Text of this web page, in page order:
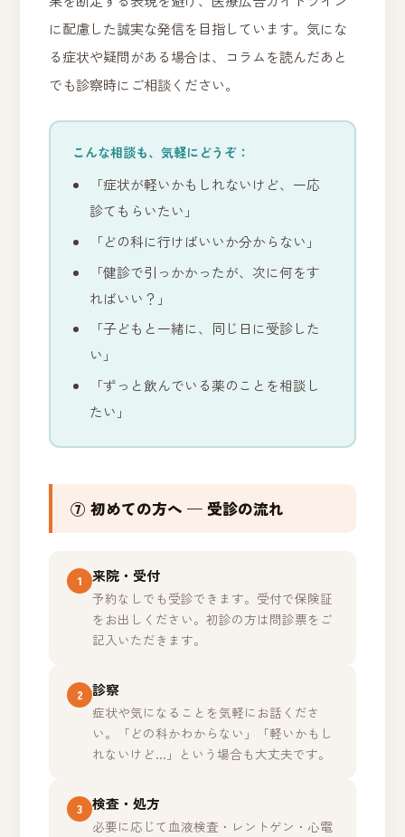
に配慮した誠実な発信を目指しています。気にな
る症状や疑問がある場合は、コラムを読んだあと
でも診察時にご相談ください。
こんな相談も、気軽にどうぞ：
「症状が軽いかもしれないけど、一応
診てもらいたい」
「どの科に行けばいいか分からない」
「健診で引っかかったが、次に何をす
ればいい？」
「子どもと一緒に、同じ日に受診した
い」
「ずっと飲んでいる薬のことを相談し
たい」
⑦ 初めての方へ — 受診の流れ
1 来院・受付
予約なしでも受診できます。受付で保険証
をお出しください。初診の方は問診票をご
記入いただきます。
2 診察
症状や気になることを気軽にお話くださ
い。「どの科かわからない」「軽いかもし
れないけど…」という場合も大丈夫です。
3 検査・処方
必要に応じて血液検査・レントゲン・心電